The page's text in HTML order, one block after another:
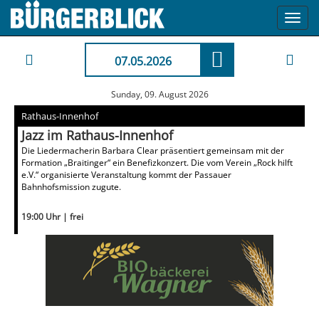
07.05.2026
Sunday, 09. August 2026
Rathaus-Innenhof
Jazz im Rathaus-Innenhof
Die Liedermacherin Barbara Clear präsentiert gemeinsam mit der
Formation „Braitinger“ ein Benefizkonzert. Die vom Verein „Rock hilft
e.V.“ organisierte Veranstaltung kommt der Passauer
Bahnhofsmission zugute.
19:00 Uhr | frei